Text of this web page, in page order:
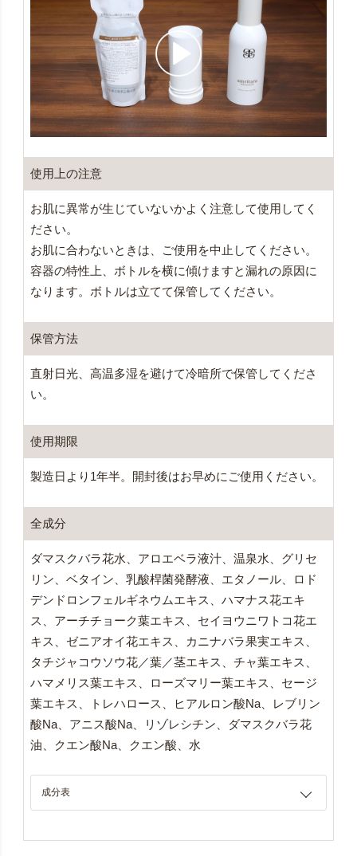
使用上の注意
お肌に異常が生じていないかよく注意して使用してく
ださい。
お肌に合わないときは、ご使用を中止してください。
容器の特性上、ボトルを横に傾けますと漏れの原因に
なります。ボトルは立てて保管してください。
保管方法
直射日光、高温多湿を避けて冷暗所で保管してくださ
い。
使用期限
製造日より1年半。開封後はお早めにご使用ください。
全成分
ダマスクバラ花水、アロエベラ液汁、温泉水、グリセ
リン、ベタイン、乳酸桿菌発酵液、エタノール、ロド
デンドロンフェルギネウムエキス、ハマナス花エキ
ス、アーチチョーク葉エキス、セイヨウニワトコ花エ
キス、ゼニアオイ花エキス、カニナバラ果実エキス、
タチジャコウソウ花／葉／茎エキス、チャ葉エキス、
ハマメリス葉エキス、ローズマリー葉エキス、セージ
葉エキス、トレハロース、ヒアルロン酸Na、レブリン
酸Na、アニス酸Na、リゾレシチン、ダマスクバラ花
油、クエン酸Na、クエン酸、水
成分表